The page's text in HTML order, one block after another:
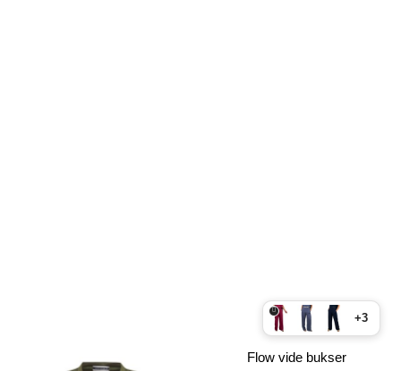
+3
Flow vide bukser